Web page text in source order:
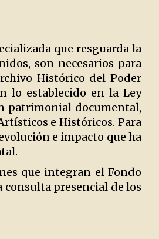
que resguarda la
son necesarios para
Histórico del Poder
lo establecido en la Ley
patrimonial documental,
e Históricos. Para
e impacto que ha
que integran el Fondo
consulta presencial de los